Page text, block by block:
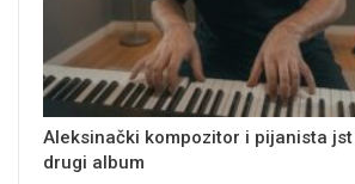
Aleksinački kompozitor i pijanista
drugi album